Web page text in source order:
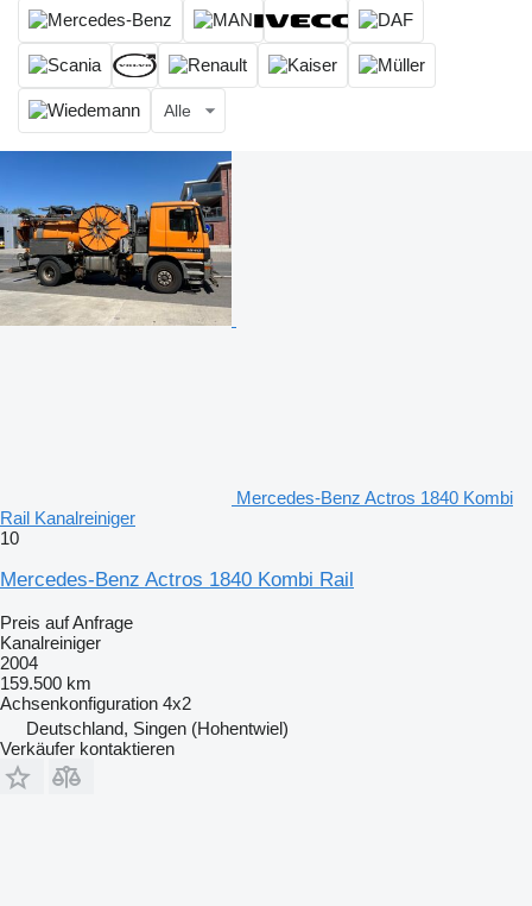
Alle
Mercedes-Benz Actros 1840 Kombi
Rail Kanalreiniger
10
Mercedes-Benz Actros 1840 Kombi Rail
Preis auf Anfrage
Kanalreiniger
2004
159.500 km
Achsenkonfiguration 4x2
Deutschland, Singen (Hohentwiel)
Verkäufer kontaktieren